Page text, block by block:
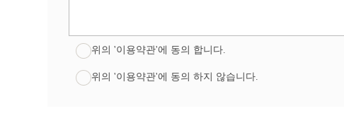
위의 '이용약관'에 동의 합니다.
위의 '이용약관'에 동의 하지 않습니다.